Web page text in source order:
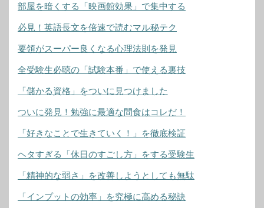
部屋を暗くする「映画館効果」で集中する
必見！英語長文を倍速で読むマル秘テク
要領がスーパー良くなる心理法則を発見
全受験生必聴の「試験本番」で使える裏技
「儲かる資格」をついに見つけました
ついに発見！勉強に最適な間食はコレだ！
「好きなことで生きていく！」を徹底検証
ヘタすぎる「休日のすごし方」をする受験生
「精神的な弱さ」を改善しようとしても無駄
「インプットの効率」を究極に高める秘訣